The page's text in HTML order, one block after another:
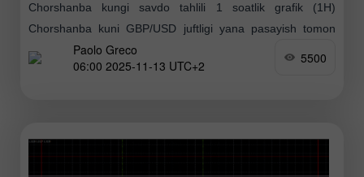
Chorshanba kungi savdo tahlili 1 soatlik grafik (1H)
Chorshanba kuni GBP/USD juftligi yana pasayish tomon
siljidi, biroq 1.3107 darajasidan pastda mustahkamlanishga
muvaffaq bo'lmadi, bu esa Britaniya valyutasi uchun o'sish
Paolo Greco
06:00 2025-11-13 UTC+2
5500